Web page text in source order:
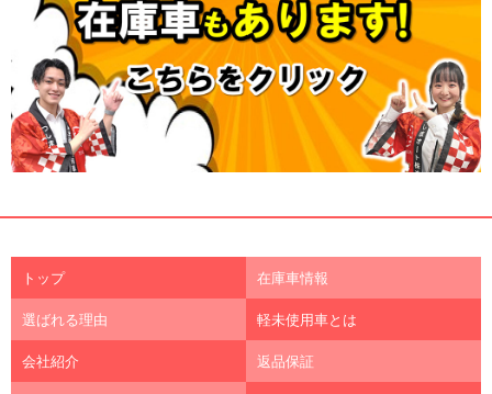
トップ 在庫車情報
選ばれる理由 軽未使用車とは
会社紹介 返品保証